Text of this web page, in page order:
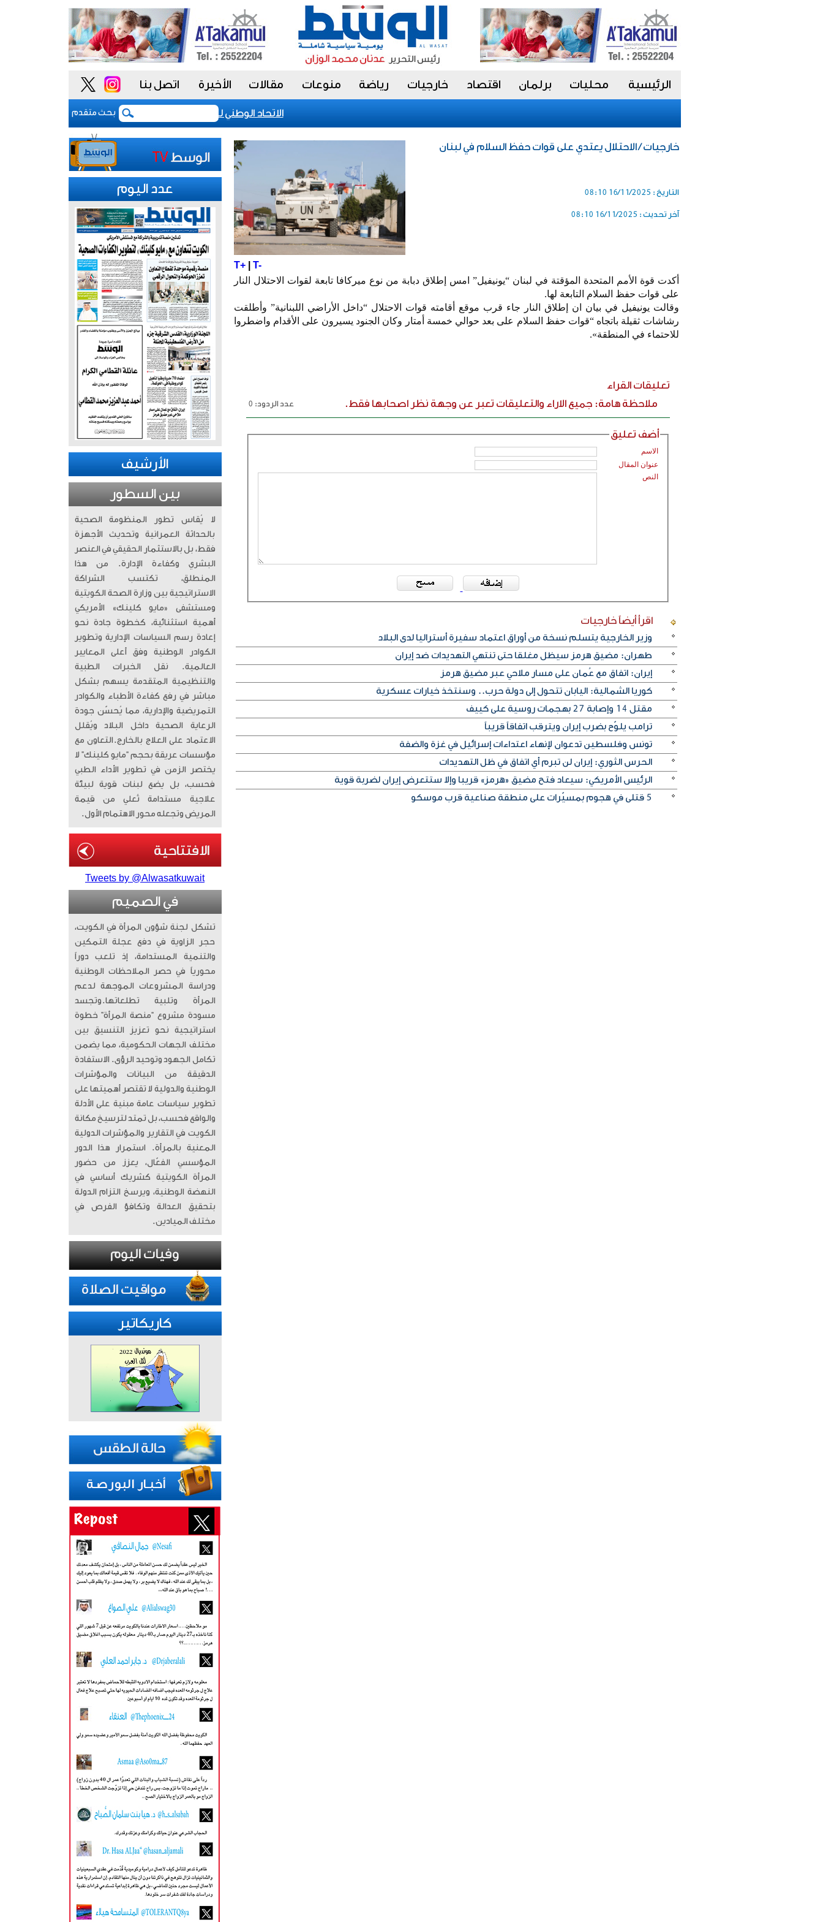
الرئيسية محليات برلمان اقتصاد خارجيات رياضة منوعات مقالات الأخيرة اتصل بنا
بحث متقدم
الاتحاد الوطني للموظفين: موظفو الكويت سطروا ملحمة وطنية
خارجيات / الاحتلال يعتدي على قوات حفظ السلام في لبنان
التاريخ : 16/11/2025 08:10
آخر تحديث : 16/11/2025 08:10
T+| T-
أكدت قوة الأمم المتحدة المؤقتة في لبنان “يونيفيل” امس إطلاق دبابة من نوع ميركافا تابعة لقوات الاحتلال النار
على قوات حفظ السلام التابعة لها.
وقالت يونيفيل في بيان ان إطلاق النار جاء قرب موقع أقامته قوات الاحتلال “داخل الأراضي اللبنانية” وأطلقت
رشاشات ثقيلة باتجاه “قوات حفظ السلام على بعد حوالي خمسة أمتار وكان الجنود يسيرون على الأقدام واضطروا
للاحتماء في المنطقة».
تعليقات القراء
ملاحظة هامة: جميع الاراء والتعليقات تعبر عن وجهة نظر اصحابها فقط.
عدد الردود: 0
أضف تعليق
الاسم
عنوان المقال
النص
اقرأ أيضاًخارجيات
وزير الخارجية يتسلم نسخة من أوراق اعتماد سفيرة أستراليا لدى البلاد
طهران: مضيق هرمز سيظل مغلقا حتى تنتهي التهديدات ضد إيران
إيران: اتفاق مع عُمان على مسار ملاحي عبر مضيق هرمز
كوريا الشمالية: اليابان تتحول إلى دولة حرب.. وسنتخذ خيارات عسكرية
مقتل 14 وإصابة ‌27 بهجمات روسية على كييف
ترامب يلوّح بضرب إيران ويترقب اتفاقاً قريباً
تونس وفلسطين تدعوان لإنهاء اعتداءات إسرائيل في غزة والضفة
الحرس الثوري: إيران لن تبرم أي اتفاق في ظل التهديدات
الرئيس الأمريكي: سيعاد فتح مضيق «هرمز» قريبا وإلا ستتعرض إيران لضربة قوية
5 قتلى في هجوم بمسيّرات على منطقة صناعية قرب موسكو
عدد اليوم
الأرشيف
بين السطور
لا يُقاس تطور المنظومة الصحية
بالحداثة العمرانية وتحديث الأجهزة
فقط، بل بالاستثمار الحقيقي في العنصر
البشري وكفاءة الإدارة. من هذا
المنطلق، تكتسب الشراكة
الاستراتيجية بين وزارة الصحة الكويتية
ومستشفى «مايو كلينك» الأمريكي
أهمية استثنائية، كخطوة جادة نحو
إعادة رسم السياسات الإدارية وتطوير
الكوادر الوطنية وفق أعلى المعايير
العالمية. ​ نقل الخبرات الطبية
والتنظيمية المتقدمة يسهم بشكل
مباشر في رفع كفاءة الأطباء والكوادر
التمريضية والإدارية، مما يُحسّن جودة
الرعاية الصحية داخل البلاد ويُقلل
الاعتماد على العلاج بالخارج. ​التعاون مع
مؤسسات عريقة بحجم “مايو كلينك” لا
يختصر الزمن في تطوير الأداء الطبي
فحسب، بل يضع لبنات قوية لبيئة
علاجية مستدامة تُعلي من قيمة
المريض وتجعله محور الاهتمام الأول.
Tweets by @Alwasatkuwait
في الصميم
تشكل لجنة شؤون المرأة في الكويت،
حجر الزاوية في دفع عجلة التمكين
والتنمية المستدامة، إذ تلعب دوراً
محورياً في حصر الملاحظات الوطنية
ودراسة المشروعات الموجهة لدعم
المرأة وتلبية تطلعاتها. ​وتجسد
مسودة مشروع “منصة المرأة” خطوة
استراتيجية نحو تعزيز التنسيق بين
مختلف الجهات الحكومية، مما يضمن
تكامل الجهود وتوحيد الرؤى. الاستفادة
الدقيقة من البيانات والمؤشرات
الوطنية والدولية لا تقتصر أهميتها على
تطوير سياسات عامة مبنية على الأدلة
والواقع فحسب، بل تمتد لترسيخ مكانة
الكويت في التقارير والمؤشرات الدولية
المعنية بالمرأة. ​ استمرار هذا الدور
المؤسسي الفعّال، يعزز من حضور
المرأة الكويتية كشريك أساسي في
النهضة الوطنية، ويرسخ التزام الدولة
بتحقيق العدالة وتكافؤ الفرص في
مختلف الميادين.
كاريكاتير